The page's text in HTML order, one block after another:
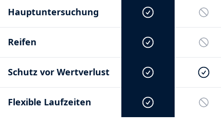
Hauptuntersuchung
Reifen
Schutz vor Wertverlust
Flexible Laufzeiten